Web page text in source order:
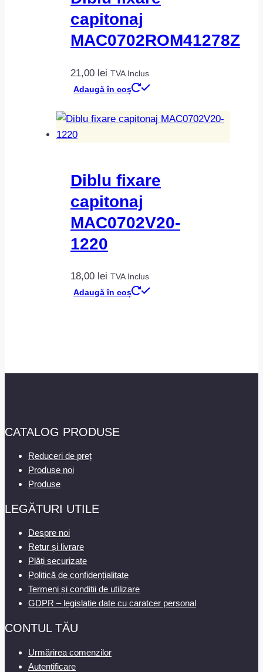
capitonaj
MAC0702ROM41278Z
21,00 lei TVA Inclus
Adaugă în coș
Diblu fixare
capitonaj
MAC0702V20-
1220
18,00 lei TVA Inclus
Adaugă în coș
CATALOG PRODUSE
Reduceri de preț
Produse noi
Produse
LEGĂTURI UTILE
Despre noi
Retur și livrare
Plăți securizate
Politică de confidențialitate
Termeni și condiții de utilizare
GDPR – legislație date cu caratcer personal
CONTUL TĂU
Urmărirea comenzilor
Autentificare